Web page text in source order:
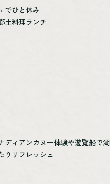
でひと休み
土料理ランチ
ディアンカヌー体験や遊覧船で
りリフレッシュ